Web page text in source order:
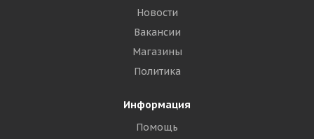
Новости
Вакансии
Магазины
Политика
Информация
Помощь